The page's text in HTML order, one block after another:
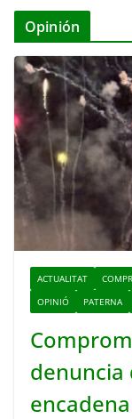
Opinión
ACTUALITAT
OPINIÓ
PATERNA
denuncia